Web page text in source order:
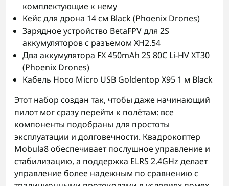
комплектующие к нему
Кейс для дрона 14 см Black (Phoenix Drones)
Зарядное устройство BetaFPV для 2S
аккумуляторов с разъемом XH2.54
Два аккумулятора FX 450mAh 2S 80C Li-HV XT30
(Phoenix Drones)
Кабель Hoco Micro USB Goldentop X95 1 м Black
Этот набор создан так, чтобы даже начинающий
пилот мог сразу перейти к полётам: все
компоненты подобраны для простоты
эксплуатации и долговечности. Квадрокоптер
Mobula8 обеспечивает послушное управление и
стабилизацию, а поддержка ELRS 2.4GHz делает
управление более надежным по сравнению с